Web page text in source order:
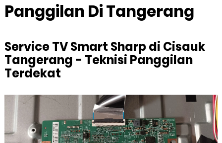
Panggilan Di Tangerang
Service TV Smart Sharp di Cisauk
Tangerang - Teknisi Panggilan
Terdekat